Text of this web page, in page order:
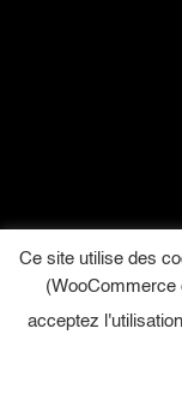
Ce site utilise des
(WooCommerce
acceptez